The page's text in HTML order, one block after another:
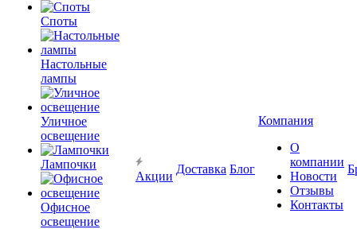
Споты
Настольные
лампы
Уличное
освещение
Лампочки
Офисное
освещение
Акции
Доставка Блог
Компания
О
компании
Новости
Отзывы
Контакты